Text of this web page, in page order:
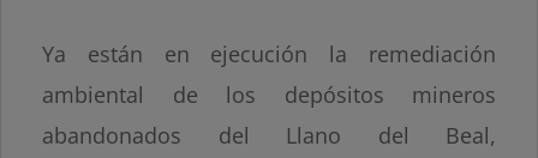
Ya están en ejecución la remediación
ambiental de los depósitos mineros
abandonados del Llano del Beal,